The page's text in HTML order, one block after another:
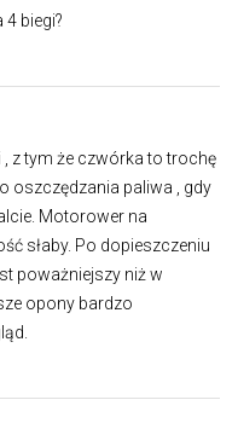
biegi?
z tym że czwórka to trochę
oszczędzania paliwa , gdy
Motorower na
słaby. Po dopieszczeniu
poważniejszy niż w
opony bardzo